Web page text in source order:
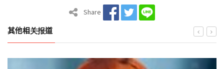
Share
其他相关报道